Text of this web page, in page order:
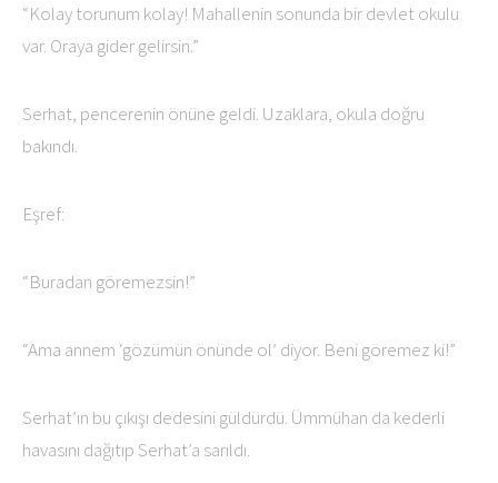
“Kolay torunum kolay! Mahallenin sonunda bir devlet okulu
var. Oraya gider gelirsin.”
Serhat, pencerenin önüne geldi. Uzaklara, okula doğru
bakındı.
Eşref:
“Buradan göremezsin!”
“Ama annem ‘gözümün önünde ol’ diyor. Beni göremez ki!”
Serhat’ın bu çıkışı dedesini güldürdü. Ümmühan da kederli
havasını dağıtıp Serhat’a sarıldı.